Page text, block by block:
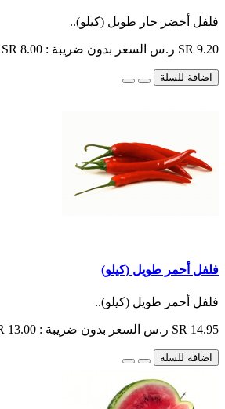
فلفل أخضر حار طويل (كيلو)..
SR 9.20 ر.س السعر بدون ضريبة : SR 8.00 ر.س
اضافة للسلة
فلفل أحمر طويل (كيلو)
فلفل أحمر طويل (كيلو)..
SR 14.95 ر.س السعر بدون ضريبة : SR 13.00 ر.س
اضافة للسلة